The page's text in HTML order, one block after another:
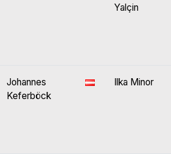
Yalçin
Johannes
Keferböck
Ilka Minor